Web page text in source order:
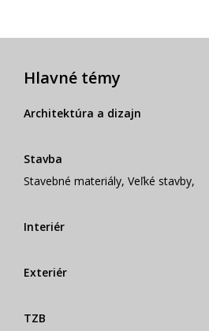
Hlavné témy
Architektúra a dizajn
Stavba
Stavebné materiály, Veľké stavby,
Interiér
Exteriér
TZB